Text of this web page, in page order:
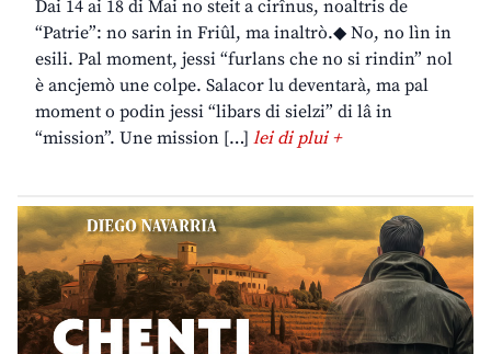
Dai 14 ai 18 di Mai no steit a cirînus, noaltris de
“Patrie”: no sarin in Friûl, ma inaltrò.◆ No, no lìn in
esili. Pal moment, jessi “furlans che no si rindin” nol
è ancjemò une colpe. Salacor lu deventarà, ma pal
moment o podin jessi “libars di sielzi” di lâ in
“mission”. Une mission […] lei di plui +